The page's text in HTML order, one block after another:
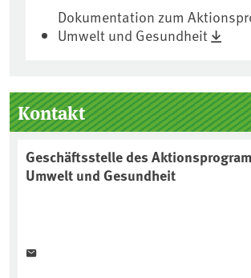
Dokumentation zum
Umwelt und Gesundheit
Seitenleiste
Kontakt
Geschäftsstelle des
Umwelt und Gesundheit